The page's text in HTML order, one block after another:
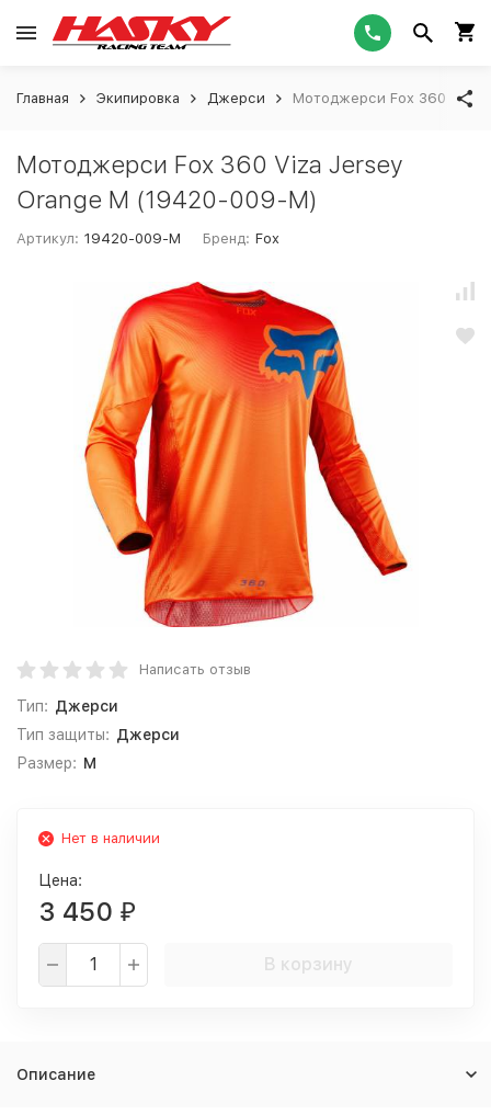
Главная Экипировка Джерси Мотоджерси Fox 360 Viza
Мотоджерси Fox 360 Viza Jersey
Orange M (19420-009-M)
Артикул: 19420-009-M Бренд: Fox
Написать отзыв
Тип: Джерси
Тип защиты: Джерси
Размер: M
Нет в наличии
Цена:
3 450 ₽
В корзину
Описание